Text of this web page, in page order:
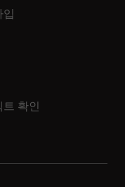
입
트 확인